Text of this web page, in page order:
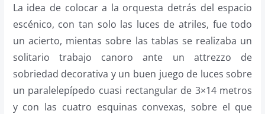
La idea de colocar a la orquesta detrás del espacio
escénico, con tan solo las luces de atriles, fue todo
un acierto, mientas sobre las tablas se realizaba un
solitario trabajo canoro ante un attrezzo de
sobriedad decorativa y un buen juego de luces sobre
un paralelepípedo cuasi rectangular de 3×14 metros
y con las cuatro esquinas convexas, sobre el que